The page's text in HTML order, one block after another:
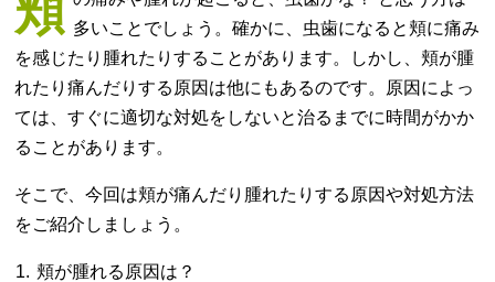
頬 多いことでしょう。確かに、虫歯になると頬に痛み
を感じたり腫れたりすることがあります。しかし、頬が腫
れたり痛んだりする原因は他にもあるのです。原因によっ
ては、すぐに適切な対処をしないと治るまでに時間がかか
ることがあります。
そこで、今回は頬が痛んだり腫れたりする原因や対処方法
をご紹介しましょう。
頬が腫れる原因は？